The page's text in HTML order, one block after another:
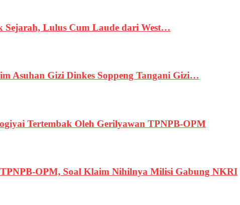
Sejarah, Lulus Cum Laude dari West…
Asuhan Gizi Dinkes Soppeng Tangani Gizi…
Tertembak Oleh Gerilyawan TPNPB-OPM
OPM, Soal Klaim Nihilnya Milisi Gabung NKRI